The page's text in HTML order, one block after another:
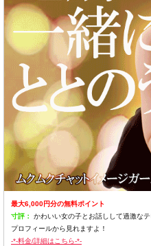
最大6,000円分の無料ポイント
寸評：
かわいい女の子とお話しして過激な
プロフィールから見れますよ！
-*-料金/詳細はこちら-*-